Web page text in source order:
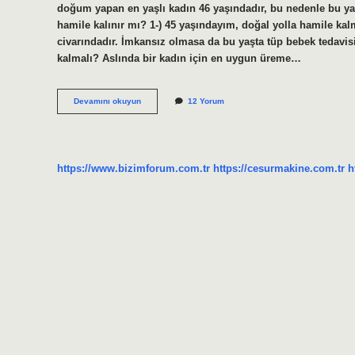
doğum yapan en yaşlı kadın 46 yaşındadır, bu nedenle
hamile kalınır mı? 1-) 45 yaşındayım, doğal yolla hamile
civarındadır. İmkansız olmasa da bu yaşta tüp bebek
kalmalı? Aslında bir kadın için en uygun üreme…
Devamını okuyunKadınlarda
Doğurganlık
12 Yorum
https://www.bizimforum.com.tr https://cesurmakine.com.tr